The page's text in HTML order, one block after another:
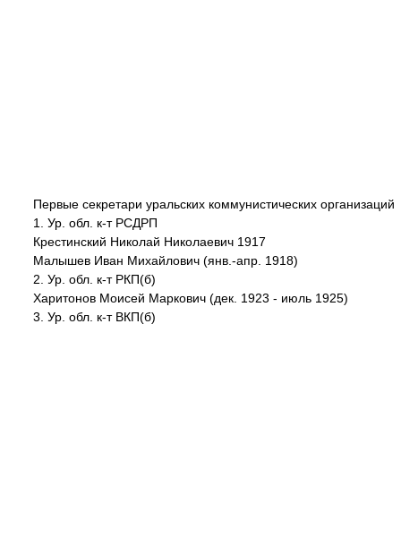
Первые секретари уральских коммунистических организаций
1. Ур. обл. к-т РСДРП
Крестинский Николай Николаевич 1917
Малышев Иван Михайлович (янв.-апр. 1918)
2. Ур. обл. к-т РКП(б)
Харитонов Моисей Маркович (дек. 1923 - июль 1925)
3. Ур. обл. к-т ВКП(б)